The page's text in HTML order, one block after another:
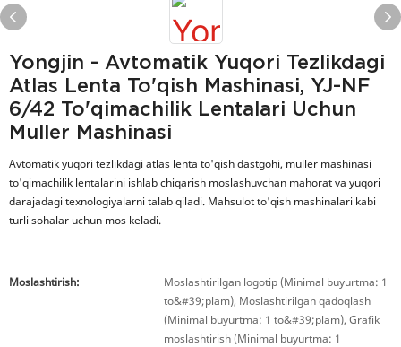
Yongjin - Avtomatik Yuqori Tezlikdagi
Atlas Lenta To'qish Mashinasi, YJ-NF
6/42 To'qimachilik Lentalari Uchun
Muller Mashinasi
Avtomatik yuqori tezlikdagi atlas lenta to'qish dastgohi, muller mashinasi
to'qimachilik lentalarini ishlab chiqarish moslashuvchan mahorat va yuqori
darajadagi texnologiyalarni talab qiladi. Mahsulot to'qish mashinalari kabi
turli sohalar uchun mos keladi.
Moslashtirish:
Moslashtirilgan logotip (Minimal buyurtma: 1
to&#39;plam), Moslashtirilgan qadoqlash
(Minimal buyurtma: 1 to&#39;plam), Grafik
moslashtirish (Minimal buyurtma: 1